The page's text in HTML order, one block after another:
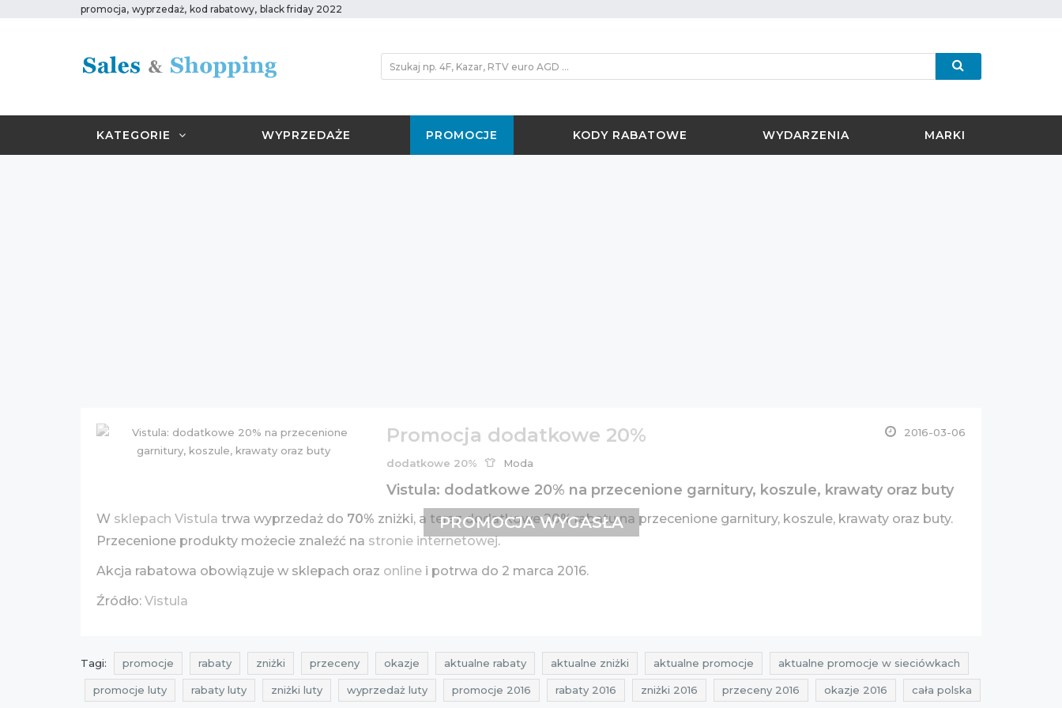
promocja, wyprzedaż, kod rabatowy, black friday 2022
KATEGORIE WYPRZEDAŻE PROMOCJE KODY RABATOWE WYDARZENIA MARKI
Promocja dodatkowe 20% 2016-03-06
dodatkowe 20% Moda
Vistula: dodatkowe 20% na przecenione garnitury, koszule, krawaty oraz buty
W sklepach Vistula trwa wyprzedaż do 70% zniżki, a teraz dodatkowe 20% rabatu na przecenione garnitury, koszule, krawaty oraz buty.
Przecenione produkty możecie znaleźć na stronie internetowej.
Akcja rabatowa obowiązuje w sklepach oraz online i potrwa do 2 marca 2016.
Źródło: Vistula
PROMOCJA WYGASŁA
Tagi: promocje rabaty zniżki przeceny okazje aktualne rabaty aktualne zniżki aktualne promocje aktualne promocje w sieciówkach
promocje luty rabaty luty zniżki luty wyprzedaż luty promocje 2016 rabaty 2016 zniżki 2016 przeceny 2016 okazje 2016 cała polska